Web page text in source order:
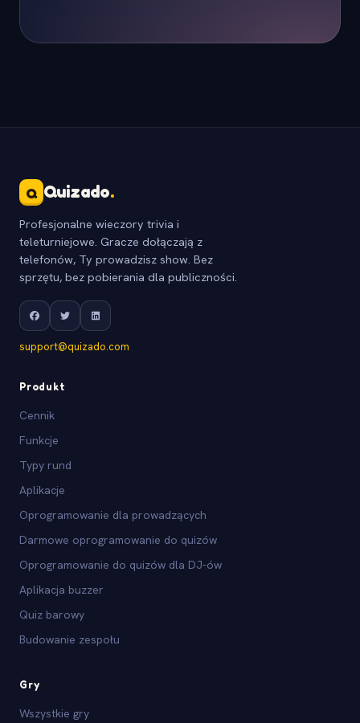
Q Quizado.
Profesjonalne wieczory trivia i
teleturniejowe. Gracze dołączają z
telefonów, Ty prowadzisz show. Bez
sprzętu, bez pobierania dla publiczności.
support@quizado.com
Produkt
Cennik
Funkcje
Typy rund
Aplikacje
Oprogramowanie dla prowadzących
Darmowe oprogramowanie do quizów
Oprogramowanie do quizów dla DJ-ów
Aplikacja buzzer
Quiz barowy
Budowanie zespołu
Gry
Wszystkie gry